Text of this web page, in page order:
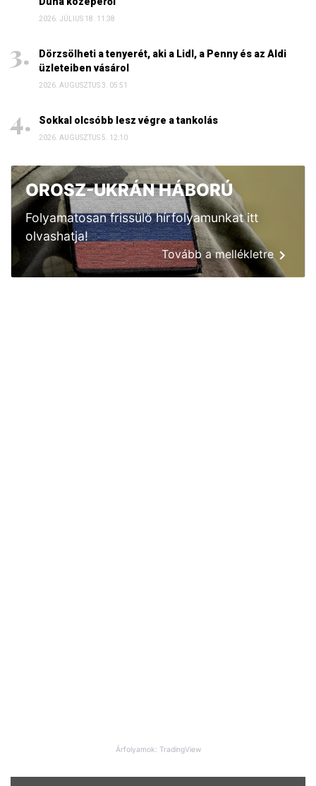
2026. JÚLIUS 18. 11:38
Dörzsölheti a tenyerét, aki a Lidl, a Penny és az Aldi
üzleteiben vásárol
2026. AUGUSZTUS 3. 05:51
Sokkal olcsóbb lesz végre a tankolás
2026. AUGUSZTUS 5. 12:10
OROSZ-UKRÁN HÁBORÚ
Folyamatosan frissülő hírfolyamunkat itt
olvashatja!
Tovább a mellékletre
Árfolyamok: TradingView